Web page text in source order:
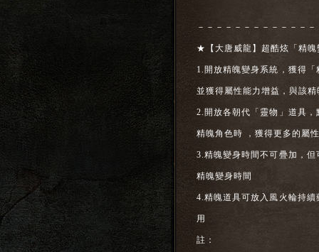
－－－－－－－－－－－－
★【大唐威龍】超酷炫「精魄
1.開放精魄變身系統，獲得
並獲得屬性能力增益，與該
2.開放各朝代「靈物」道具
精魄角色時 ，獲得更多的屬
3.精魄變身時間不可疊加，
精魄變身時間
4.精魄道具可放入風火輪持
用
註：